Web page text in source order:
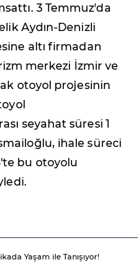
3 Temmuz'da
Aydın-Denizli
altı firmadan
merkezi İzmir ve
otoyol projesinin
seyahat süresi 1
ihale süreci
bu otoyolu
Yaşam ile Tanışıyor!